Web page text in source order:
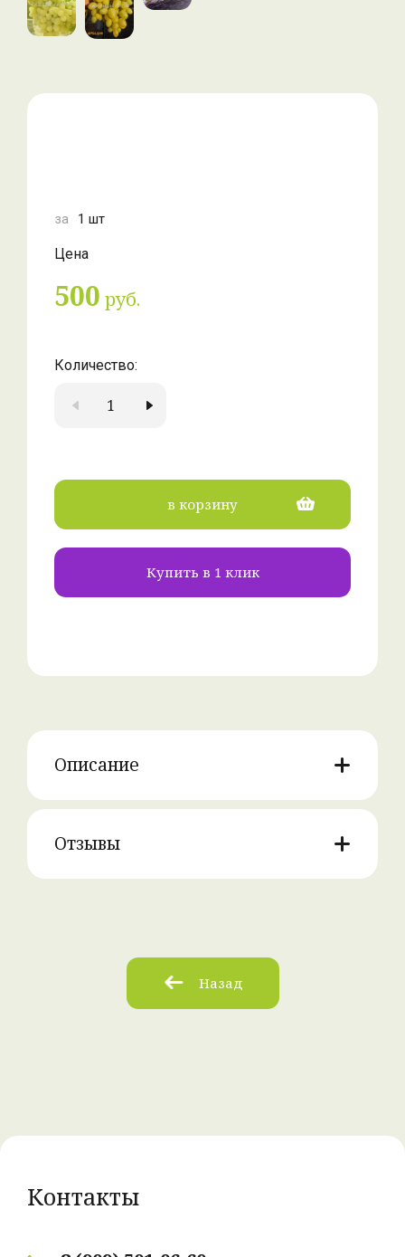
за 1 шт
Цена
500 руб.
Количество:
в корзину
Купить в 1 клик
Описание
Отзывы
Назад
Контакты